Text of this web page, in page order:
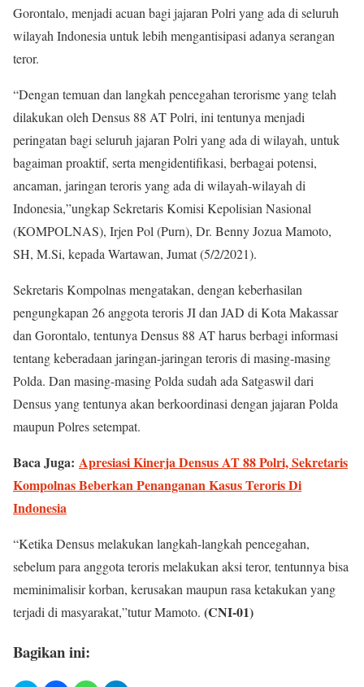
Gorontalo, menjadi acuan bagi jajaran Polri yang ada di seluruh
wilayah Indonesia untuk lebih mengantisipasi adanya serangan
teror.
“Dengan temuan dan langkah pencegahan terorisme yang telah
dilakukan oleh Densus 88 AT Polri, ini tentunya menjadi
peringatan bagi seluruh jajaran Polri yang ada di wilayah, untuk
bagaiman proaktif, serta mengidentifikasi, berbagai potensi,
ancaman, jaringan teroris yang ada di wilayah-wilayah di
Indonesia,”ungkap Sekretaris Komisi Kepolisian Nasional
(KOMPOLNAS), Irjen Pol (Purn), Dr. Benny Jozua Mamoto,
SH, M.Si, kepada Wartawan, Jumat (5/2/2021).
Sekretaris Kompolnas mengatakan, dengan keberhasilan
pengungkapan 26 anggota teroris JI dan JAD di Kota Makassar
dan Gorontalo, tentunya Densus 88 AT harus berbagi informasi
tentang keberadaan jaringan-jaringan teroris di masing-masing
Polda. Dan masing-masing Polda sudah ada Satgaswil dari
Densus yang tentunya akan berkoordinasi dengan jajaran Polda
maupun Polres setempat.
Baca Juga: Apresiasi Kinerja Densus AT 88 Polri, Sekretaris
Kompolnas Beberkan Penanganan Kasus Teroris Di
Indonesia
“Ketika Densus melakukan langkah-langkah pencegahan,
sebelum para anggota teroris melakukan aksi teror, tentunnya bisa
meminimalisir korban, kerusakan maupun rasa ketakukan yang
terjadi di masyarakat,”tutur Mamoto. (CNI-01)
Bagikan ini: